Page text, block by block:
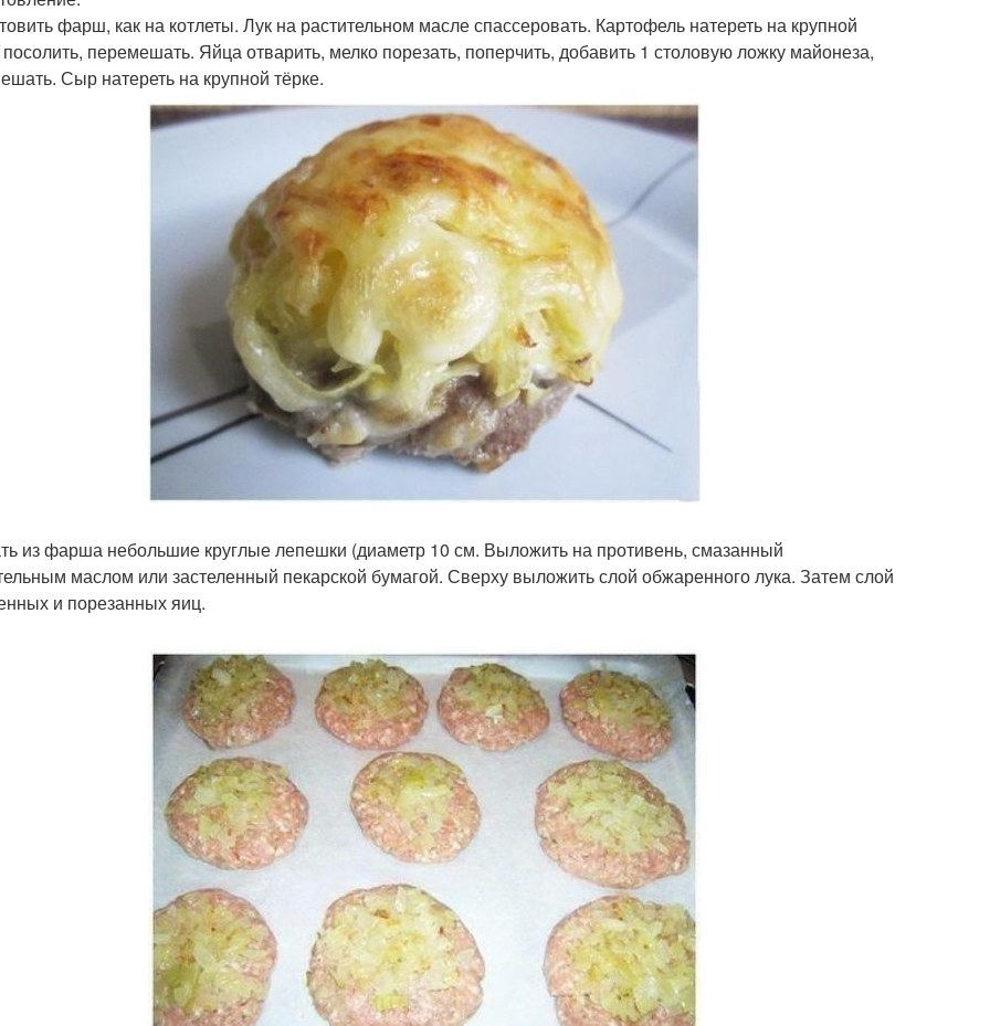
фарш, как на котлеты. Лук на растительном масле спассеровать. Картофель натереть на крупной
посолить, перемешать. Яйца отварить, мелко порезать, поперчить, добавить 1 столовую ложку майонеза,
Сыр натереть на крупной тёрке.
из фарша небольшие круглые лепешки (диаметр 10 см. Выложить на противень, смазанный
маслом или застеленный пекарской бумагой. Сверху выложить слой обжаренного лука. Затем слой
и порезанных яиц.